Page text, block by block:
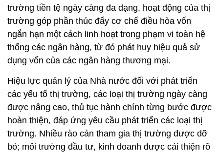
trường tiền tệ ngày càng đa dạng, hoạt động của thị
trường góp phần thúc đẩy cơ chế điều hòa vốn
ngắn hạn một cách linh hoạt trong phạm vi toàn hệ
thống các ngân hàng, từ đó phát huy hiệu quả sử
dụng vốn của các ngân hàng thương mại.
Hiệu lực quản lý của Nhà nước đối với phát triển
các yếu tố thị trường, các loại thị trường ngày càng
được nâng cao, thủ tục hành chính từng bước được
hoàn thiện, đáp ứng yêu cầu phát triển các loại thị
trường. Nhiều rào cản tham gia thị trường được dỡ
bỏ; môi trường đầu tư, kinh doanh được cải thiện rõ